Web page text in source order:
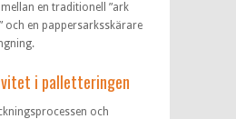
en traditionell ”ark
och en pappersarksskärare
i palletteringen
och